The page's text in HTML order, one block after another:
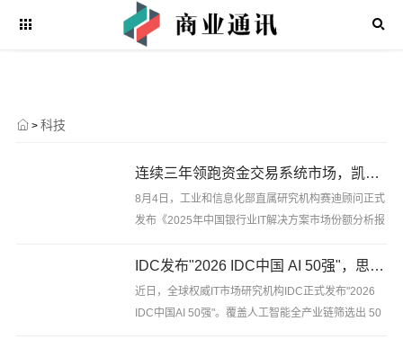
> 科技
连续三年领跑资金交易系统市场，凯美瑞德再获赛迪顾问认可
8月4日，工业和信息化部直属研究机构赛迪顾问正式
发布《2025年中国银行业IT解决方案市场份额分析报
列市场份额第一。自2024年赛迪顾问首次将该细分市
场纳入统计以来......
IDC发布"2026 IDC中国 AI 50强"，思迈特作为唯一BI厂商成功入选
近日，全球权威IT市场研究机构IDC正式发布"2026
IDC中国AI 50强"。覆盖人工智能全产业链筛选出 50